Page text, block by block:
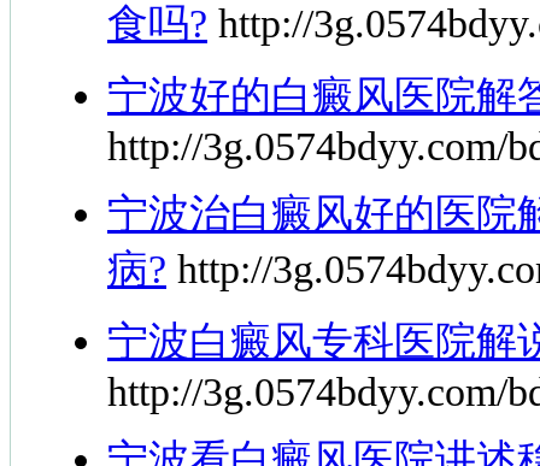
食吗? http://
宁波好的白癜风医院解
http://3g.0574bdyy.com/
宁波治白癜风好的医院
病? http://
宁波白癜风专科医院解
http://3g.0574bdyy.com/